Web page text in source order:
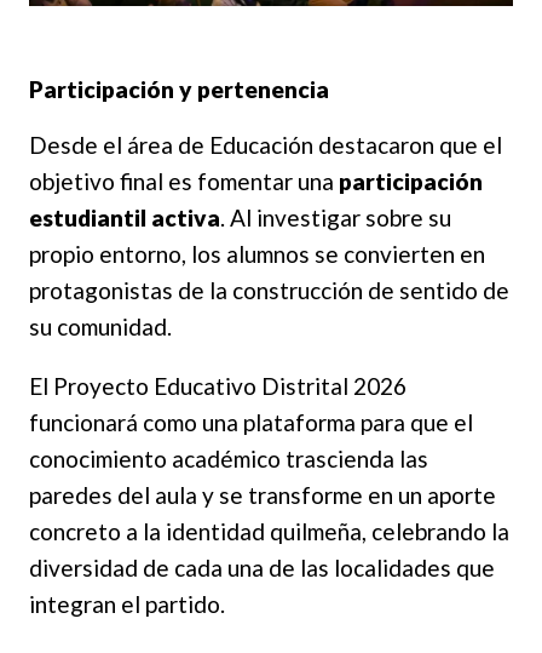
Participación y pertenencia
Desde el área de Educación destacaron que el
objetivo final es fomentar una participación
estudiantil activa. Al investigar sobre su
propio entorno, los alumnos se convierten en
protagonistas de la construcción de sentido de
su comunidad.
El Proyecto Educativo Distrital 2026
funcionará como una plataforma para que el
conocimiento académico trascienda las
paredes del aula y se transforme en un aporte
concreto a la identidad quilmeña, celebrando la
diversidad de cada una de las localidades que
integran el partido.